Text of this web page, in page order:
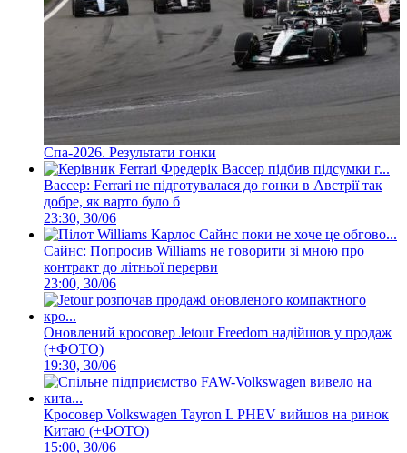
Спа-2026. Результати гонки
Вассер: Ferrari не підготувалася до гонки в Австрії так
добре, як варто було б
23:30, 30/06
Сайнс: Попросив Williams не говорити зі мною про
контракт до літньої перерви
23:00, 30/06
Оновлений кросовер Jetour Freedom надійшов у продаж
(+ФОТО)
19:30, 30/06
Кросовер Volkswagen Tayron L PHEV вийшов на ринок
Китаю (+ФОТО)
15:00, 30/06